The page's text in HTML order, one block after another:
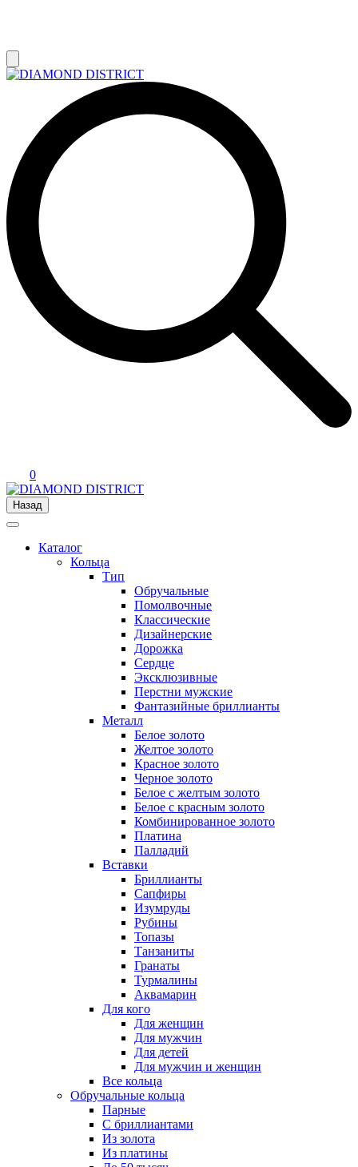
0
Назад
Каталог
Кольца
Тип
Обручальные
Помолвочные
Классические
Дизайнерские
Дорожка
Сердце
Эксклюзивные
Перстни мужские
Фантазийные бриллианты
Металл
Белое золото
Желтое золото
Красное золото
Черное золото
Белое с желтым золото
Белое с красным золото
Комбинированное золото
Платина
Палладий
Вставки
Бриллианты
Сапфиры
Изумруды
Рубины
Топазы
Танзаниты
Гранаты
Турмалины
Аквамарин
Для кого
Для женщин
Для мужчин
Для детей
Для мужчин и женщин
Все кольца
Обручальные кольца
Парные
С бриллиантами
Из золота
Из платины